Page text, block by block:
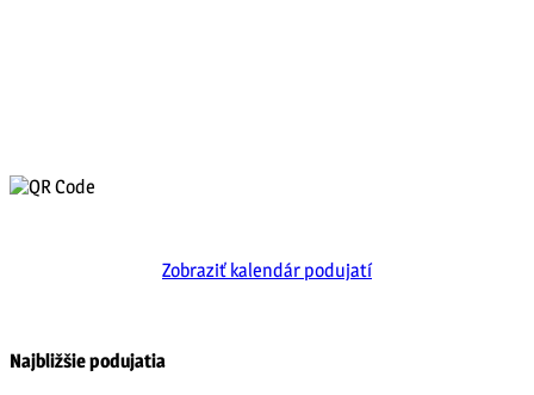
Zobraziť kalendár podujatí
Najbližšie podujatia